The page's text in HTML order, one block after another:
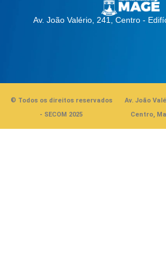
Av. João Valério, 241, Centro -
© Todos os direitos reservados
- SECOM 2025
Av. João
Centro,